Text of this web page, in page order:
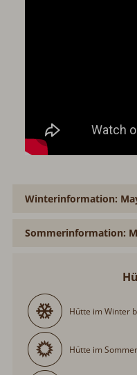
Winterinformation:
Sommerinformation:
Hütte im Winter
Hütte im